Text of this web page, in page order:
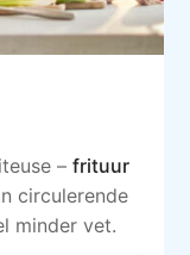
–frituur
circulerende
minder vet.